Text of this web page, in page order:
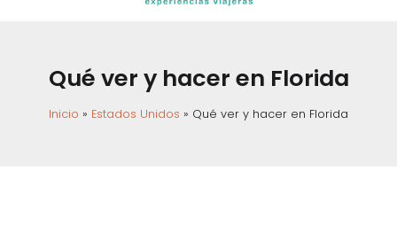
Qué ver y hacer en Florida
Inicio Estados Unidos Qué ver y hacer en Florida